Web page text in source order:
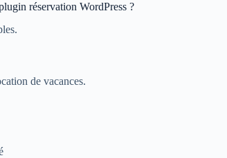
réservation WordPress ?
de vacances.